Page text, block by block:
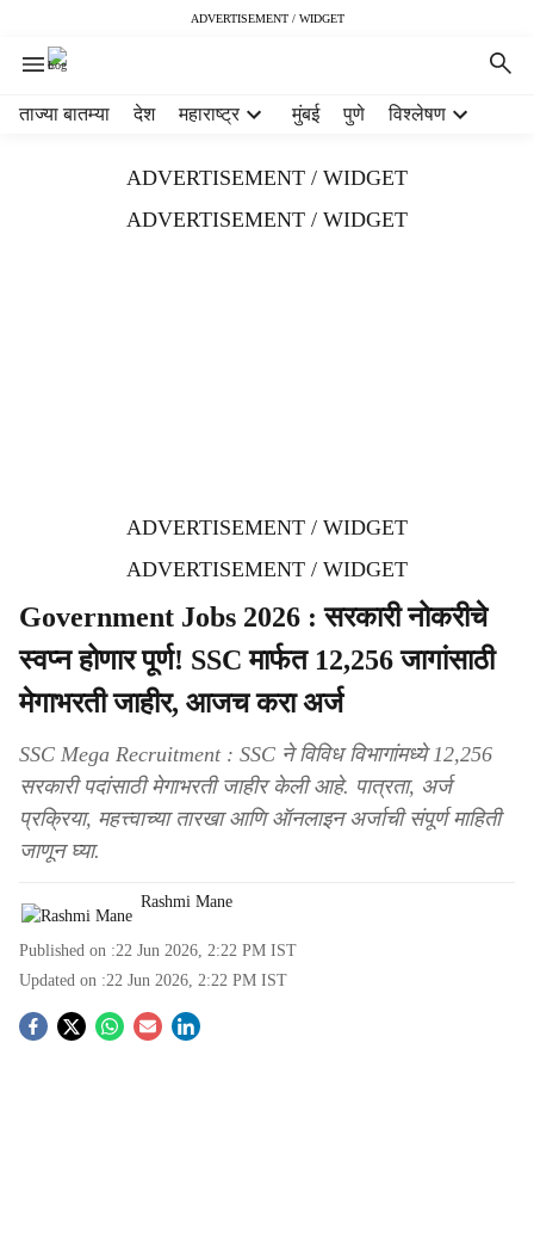
ADVERTISEMENT / WIDGET
ताज्या बातम्या देश महाराष्ट्र मुंबई पुणे विश्लेषण
ADVERTISEMENT / WIDGET
ADVERTISEMENT / WIDGET
ADVERTISEMENT / WIDGET
ADVERTISEMENT / WIDGET
Government Jobs 2026 : सरकारी नोकरीचे
स्वप्न होणार पूर्ण! SSC मार्फत 12,256 जागांसाठी
मेगाभरती जाहीर, आजच करा अर्ज
SSC Mega Recruitment : SSC ने विविध विभागांमध्ये 12,256
सरकारी पदांसाठी मेगाभरती जाहीर केली आहे. पात्रता, अर्ज
प्रक्रिया, महत्त्वाच्या तारखा आणि ऑनलाइन अर्जाची संपूर्ण माहिती
जाणून घ्या.
Rashmi Mane
Published on :22 Jun 2026, 2:22 PM IST
Updated on :22 Jun 2026, 2:22 PM IST
S